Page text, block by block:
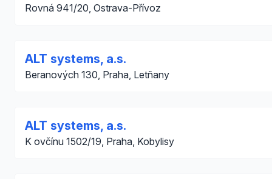
Rovná 941/20, Ostrava-Přívoz
ALT systems, a.s.
Beranových 130, Praha, Letňany
ALT systems, a.s.
K ovčínu 1502/19, Praha, Kobylisy